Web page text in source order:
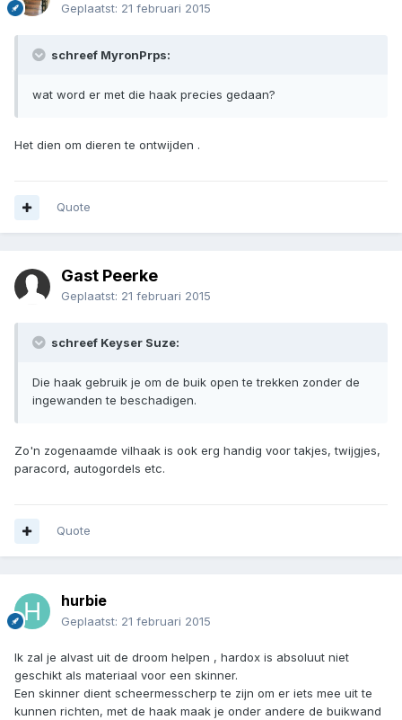
Geplaatst: 21 februari 2015
schreef MyronPrps:
wat word er met die haak precies gedaan?
Het dien om dieren te ontwijden .
Quote
Gast Peerke
Geplaatst: 21 februari 2015
schreef Keyser Suze:
Die haak gebruik je om de buik open te trekken zonder de
ingewanden te beschadigen.
Zo'n zogenaamde vilhaak is ook erg handig voor takjes, twijgjes,
paracord, autogordels etc.
Quote
hurbie
Geplaatst: 21 februari 2015
Ik zal je alvast uit de droom helpen , hardox is absoluut niet
geschikt als materiaal voor een skinner.
Een skinner dient scheermesscherp te zijn om er iets mee uit te
kunnen richten, met de haak maak je onder andere de buikwand